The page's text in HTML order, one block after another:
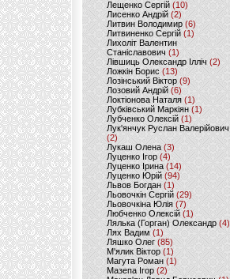
Лещенко Сергій (10)
Лисенко Андрій (2)
Литвин Володимир (6)
Литвиненко Сергій (1)
Лихоліт Валентин
Станіславович (1)
Лівшиць Олександр Ілліч (2)
Ложкін Борис(13)
Лозінський Віктор(9)
Лозовий Андрій (6)
Локтіонова Наталя (1)
Лубківський Маркіян(1)
Лубченко Олексій (1)
Лук'янчук Руслан Валерійович
(2)
Лукаш Олена (3)
Луценко Ігор (4)
Луценко Ірина (14)
Луценко Юрій (94)
Львов Богдан (1)
Льовочкін Сергій (29)
Льовочкіна Юлія(7)
Любченко Олексій(1)
Лялька (Горган) Олександр(4)
Лях Вадим (1)
Ляшко Олег (85)
М'ялик Віктор(1)
Магута Роман(1)
Мазепа Ігор (2)